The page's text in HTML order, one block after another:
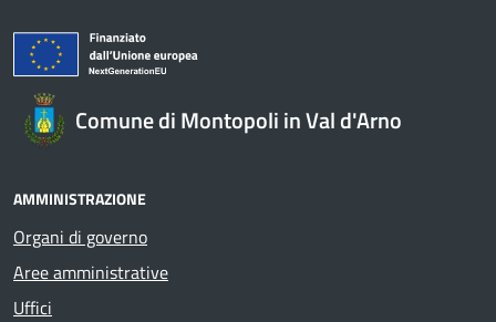
Comune di Montopoli in Val d'Arno
AMMINISTRAZIONE
Organi di governo
Aree amministrative
Uffici